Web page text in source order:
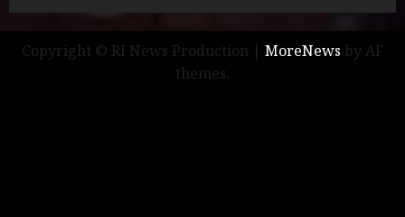
Copyright © RI News Production | MoreNews by AF
themes.